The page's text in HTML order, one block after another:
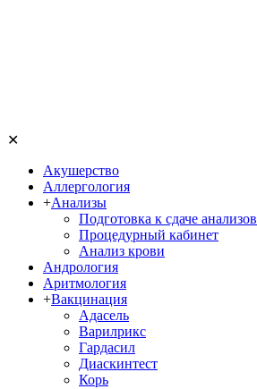
✕
Акушерство
Аллергология
+Анализы
Подготовка к сдаче анализов
Процедурный кабинет
Анализ крови
Андрология
Аритмология
+Вакцинация
Адасель
Варилрикс
Гардасил
Диаскинтест
Корь